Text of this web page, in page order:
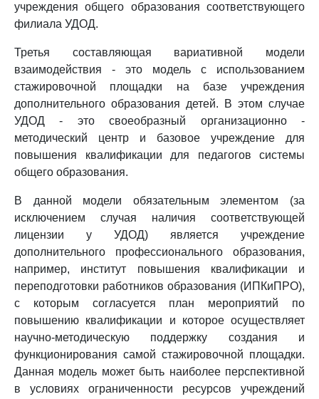
учреждения общего образования соответствующего
филиала УДОД.
Третья составляющая вариативной модели
взаимодействия - это модель с использованием
стажировочной площадки на базе учреждения
дополнительного образования детей. В этом случае
УДОД - это своеобразный организационно -
методический центр и базовое учреждение для
повышения квалификации для педагогов системы
общего образования.
В данной модели обязательным элементом (за
исключением случая наличия соответствующей
лицензии у УДОД) является учреждение
дополнительного профессионального образования,
например, институт повышения квалификации и
переподготовки работников образования (ИПКиПРО),
с которым согласуется план мероприятий по
повышению квалификации и которое осуществляет
научно-методическую поддержку создания и
функционирования самой стажировочной площадки.
Данная модель может быть наиболее перспективной
в условиях ограниченности ресурсов учреждений